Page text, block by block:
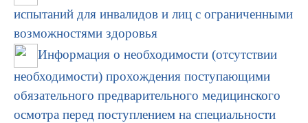
испытаний для инвалидов и лиц с ограниченными
возможностями здоровья
Информация о необходимости (отсутствии
необходимости) прохождения поступающими
обязательного предварительного медицинского
осмотра перед поступлением на специальности